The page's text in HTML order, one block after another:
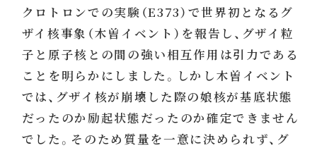
クロトロンでの実験（E373）で世界初となるグ
ザイ核事象（木曽イベント）を報告し、グザイ粒
子と原子核との間の強い相互作用は引力である
ことを明らかにしました。しかし木曽イベント
では、グザイ核が崩壊した際の娘核が基底状態
だったのか励起状態だったのか確定できません
でした。そのため質量を一意に決められず、グ